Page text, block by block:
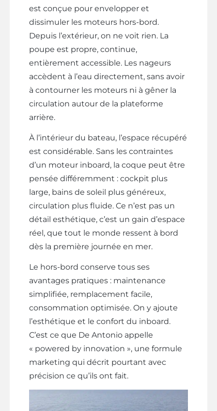
est conçue pour envelopper et
dissimuler les moteurs hors-bord.
Depuis l’extérieur, on ne voit rien. La
poupe est propre, continue,
entièrement accessible. Les nageurs
accèdent à l’eau directement, sans avoir
à contourner les moteurs ni à gêner la
circulation autour de la plateforme
arrière.
À l’intérieur du bateau, l’espace récupéré
est considérable. Sans les contraintes
d’un moteur inboard, la coque peut être
pensée différemment : cockpit plus
large, bains de soleil plus généreux,
circulation plus fluide. Ce n’est pas un
détail esthétique, c’est un gain d’espace
réel, que tout le monde ressent à bord
dès la première journée en mer.
Le hors-bord conserve tous ses
avantages pratiques : maintenance
simplifiée, remplacement facile,
consommation optimisée. On y ajoute
l’esthétique et le confort du inboard.
C’est ce que De Antonio appelle
« powered by innovation », une formule
marketing qui décrit pourtant avec
précision ce qu’ils ont fait.